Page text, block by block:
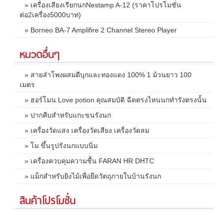
» เครื่องเสียงเรียกนกNestamp A-12 (ราคาโปรโมชั่น
ต่อ2เครื่อง5000บาท)
» Borneo BA-7 Amplifire 2 Channel Stereo Player
หมวดอื่นๆ
» สายลำโพงผสมดีบุกและทองแดง 100% 1 ม้วนยาว 100
เมตร
» ฮอร์โมน Love potion คุณสมบัติ ฉีดตรงไหนนกทำรังตรงนั้น
» ปากคีบสำหรับแกะขนรังนก
» เครื่องวัดแสง เครื่องวัดเสียง เครื่องวัดลม
» โม ขึ้นรูปรังนกแบบนิ่ม
» เครื่องควบคุมความชื้น FARAN HR DHTC
» แม็กสำหรับยิงไม้เพื่อยึดวัตถุภายในบ้านรังนก
สินค้าโปรโมชั่น